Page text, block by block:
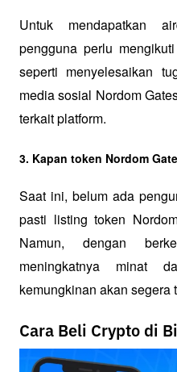
Untuk mendapatkan
pengguna perlu
seperti menyelesaikan
media sosial Nordom
terkait platform.
3. Kapan token Nordom
Saat ini, belum ada
pasti listing token
Namun, dengan
meningkatnya minat
kemungkinan akan segera
Cara Beli Crypto di